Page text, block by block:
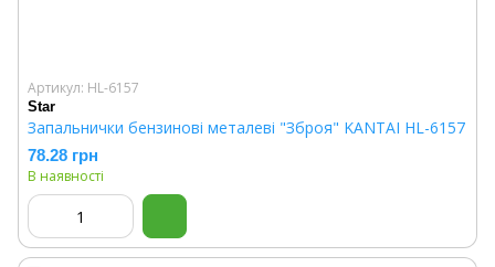
Артикул: HL-6157
Star
Запальнички бензинові металеві "Зброя" KANTAI HL-6157
78.28 грн
В наявності